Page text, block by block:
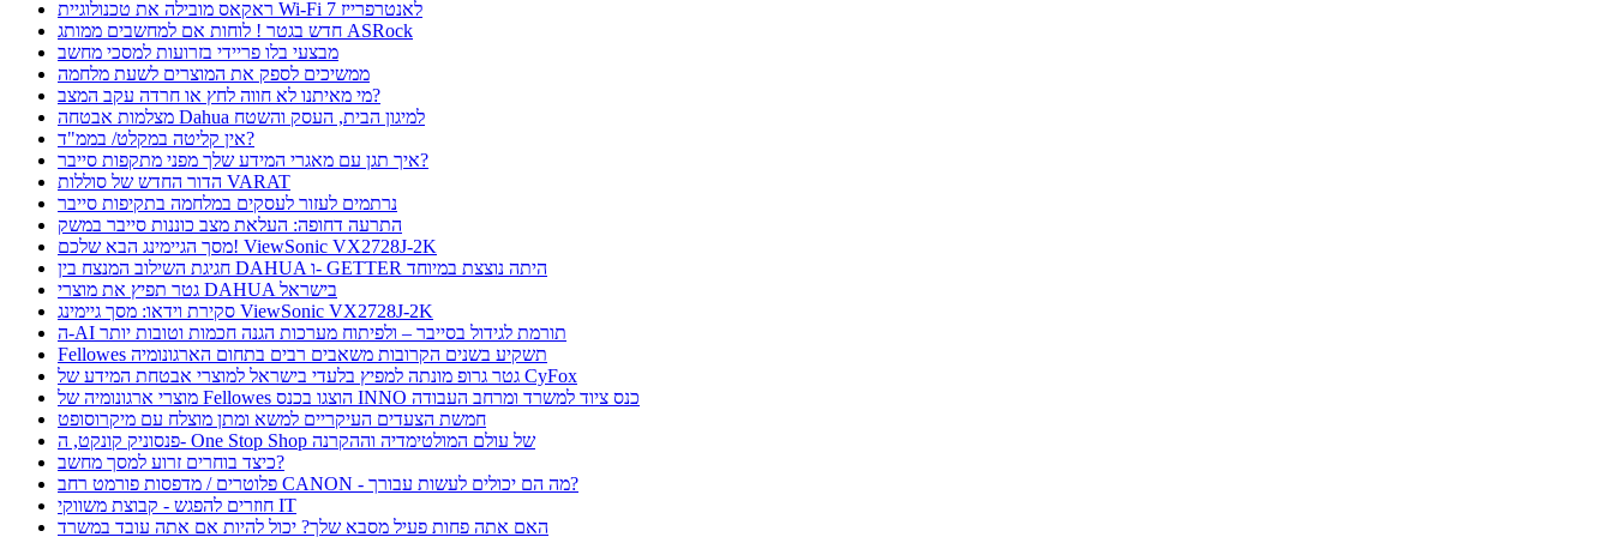
ראקאס מובילה את טכנולוגיית Wi-Fi 7 לאנטרפרייז
חדש בגטר ! לוחות אם למחשבים ממותג ASRock
מבצעי בלו פריידי בזרועות למסכי מחשב
ממשיכים לספק את המוצרים לשעת מלחמה
מי מאיתנו לא חווה לחץ או חרדה עקב המצב?
מצלמות אבטחה Dahua למיגון הבית, העסק והשטח
אין קליטה במקלט/ בממ"ד?
איך תגן עם מאגרי המידע שלך מפני מתקפות סייבר?
הדור החדש של סוללות VARAT
נרתמים לעזור לעסקים במלחמה בתקיפות סייבר
התרעה דחופה: העלאת מצב כוננות סייבר במשק
מסך הגיימינג הבא שלכם! ViewSonic VX2728J-2K
חגיגת השילוב המנצח בין DAHUA ו- GETTER היתה נוצצת במיוחד
גטר תפיץ את מוצרי DAHUA בישראל
סקירת וידאו: מסך גיימינג ViewSonic VX2728J-2K
ה-AI תורמת לגידול בסייבר – ולפיתוח מערכות הגנה חכמות וטובות יותר
Fellowes תשקיע בשנים הקרובות משאבים רבים בתחום הארגונומיה
גטר גרופ מונתה למפיץ בלעדי בישראל למוצרי אבטחת המידע של CyFox
מוצרי ארגונומיה של Fellowes הוצגו בכנס INNO כנס ציוד למשרד ומרחב העבודה
חמשת הצעדים העיקריים למשא ומתן מוצלח עם מיקרוסופט
פנסוניק קונקט, ה- One Stop Shop של עולם המולטימדיה וההקרנה
כיצד בוחרים זרוע למסך מחשב?
פלוטרים / מדפסות פורמט רחב CANON - מה הם יכולים לעשות עבורך?
חוזרים להפגש - קבוצת משווקי IT
האם אתה פחות פעיל מסבא שלך? יכול להיות אם אתה עובד במשרד